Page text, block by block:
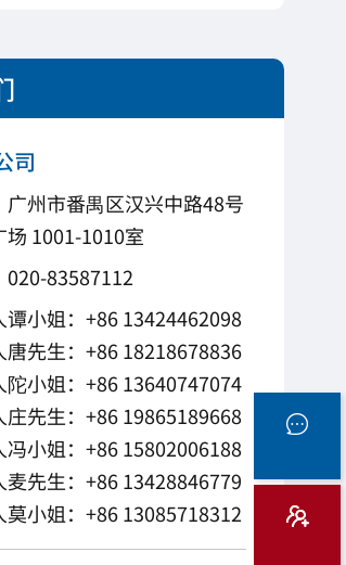
司
广州市番禺区汉兴中路48号
场 1001-1010室
020-83587112
谭小姐：+86 13424462098
唐先生：+86 18218678836
陀小姐：+86 13640747074
庄先生：+86 19865189668
冯小姐：+86 15802006188
麦先生：+86 13428846779
莫小姐：+86 13085718312